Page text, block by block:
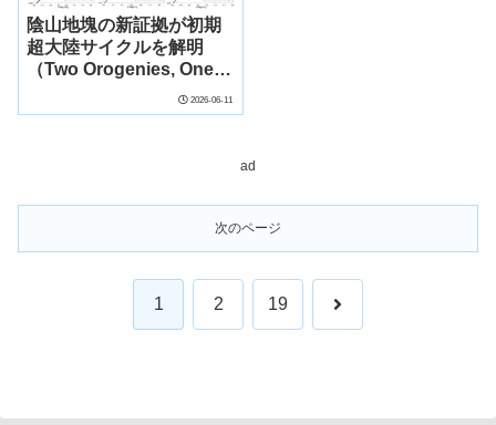
陰山地塊の新証拠が初期
超大陸サイクルを解明
（Two Orogenies, One
Craton: New Evidence
from the Yinshan Block
2026-06-11
ad
次のページ
1 2 19 次